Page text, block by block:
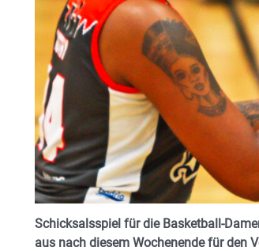
Schicksalsspiel für die Basketball-
aus nach diesem Wochenende für den